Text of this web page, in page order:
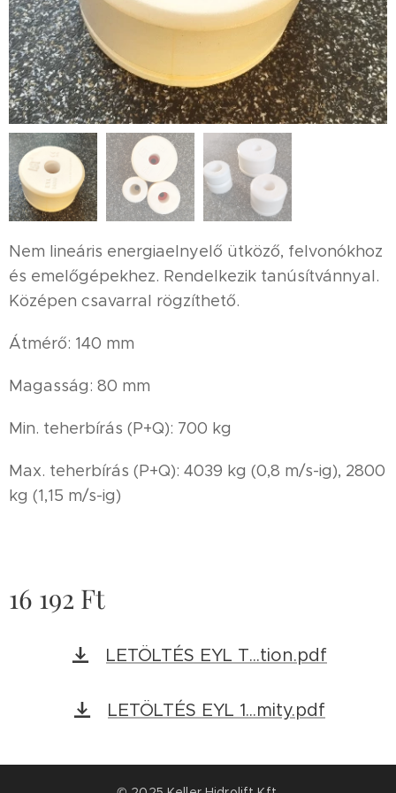
Nem lineáris energiaelnyelő ütköző, felvonókhoz
és emelőgépekhez. Rendelkezik tanúsítvánnyal.
Középen csavarral rögzíthető.
Átmérő: 140 mm
Magasság: 80 mm
Min. teherbírás (P+Q): 700 kg
Max. teherbírás (P+Q): 4039 kg (0,8 m/s-ig), 2800
kg (1,15 m/s-ig)
16 192 Ft
LETÖLTÉS EYL T...tion.pdf
LETÖLTÉS EYL 1...mity.pdf